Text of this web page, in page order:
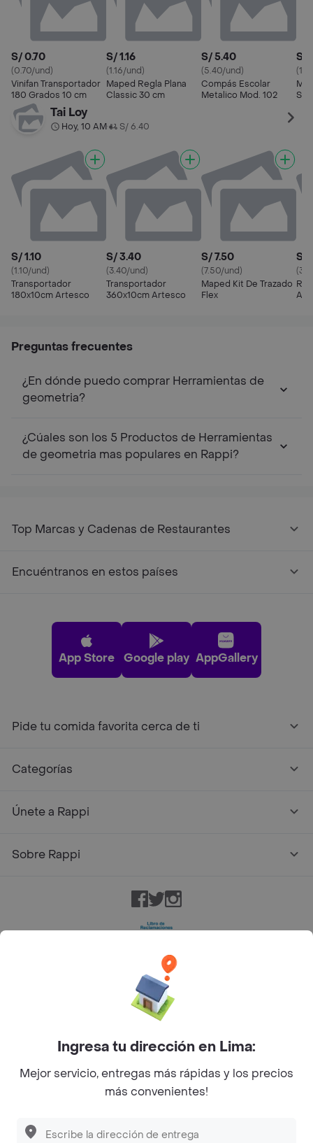
S/ 0.70
(0.70/und)
Vinifan Transportador
180 Grados 10 cm
S/ 1.16
(1.16/und)
Maped Regla Plana
Classic 30 cm
S/ 5.40
(5.40/und)
Compás Escolar
Metalico Mod. 102
S/
Tai Loy
Hoy, 10 AM• S/ 6.40
S/ 1.10
(1.10/und)
Transportador
180x10cm Artesco
S/ 3.40
(3.40/und)
Transportador
360x10cm Artesco
S/ 7.50
(7.50/und)
Maped Kit De Trazado
Flex
S/
Preguntas frecuentes
¿En dónde puedo comprar Herramientas de
geometria?
¿Cúales son los 5 Productos de Herramientas
de geometria mas populares en Rappi?
Top Marcas y Cadenas de Restaurantes
Encuéntranos en estos países
App Store Google play AppGallery
Pide tu comida favorita cerca de ti
Categorías
Únete a Rappi
Sobre Rappi
Facebook
TwitterInstagram
Rappi Inc. All rights reserved.
Ingresa tu dirección en Lima:
Mejor servicio, entregas más rápidas y los precios
más convenientes!